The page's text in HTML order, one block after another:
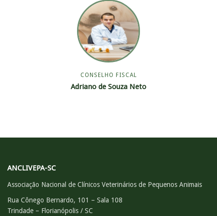
CONSELHO FISCAL
Adriano de Souza Neto
ANCLIVEPA-SC
Associação Nacional de Clínicos Veterinários de Pequenos Animais
Rua Cônego Bernardo, 101 – Sala 108
Trindade – Florianópolis / SC